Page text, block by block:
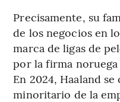
Precisamente, su
de los negocios en
marca de ligas de
por la firma
En 2024, Haaland
minoritario de la